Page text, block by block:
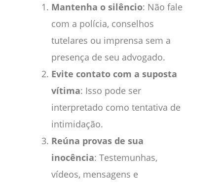
Mantenha o silêncio: Não fale
com a polícia, conselhos
tutelares ou imprensa sem a
presença de seu advogado.
Evite contato com a suposta
vítima: Isso pode ser
interpretado como tentativa de
intimidação.
Reúna provas de sua
inocência: Testemunhas,
vídeos, mensagens e